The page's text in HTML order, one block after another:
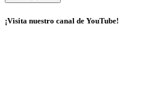
¡Visita nuestro canal de YouTube!